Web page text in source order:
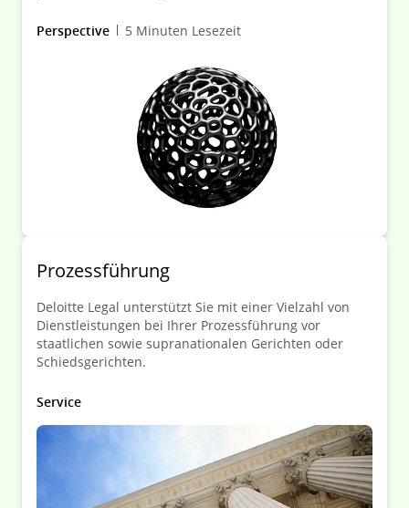
deutschen Gerichten.
Perspective 5 Minuten Lesezeit
Prozessführung
Deloitte Legal unterstützt Sie mit einer Vielzahl von
Dienstleistungen bei Ihrer Prozessführung vor
staatlichen sowie supranationalen Gerichten oder
Schiedsgerichten.
Service